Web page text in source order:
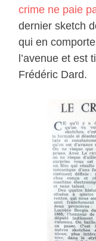
crime ne paie
dernier sketch
qui en
l’avenue et est
Frédéric Dard.